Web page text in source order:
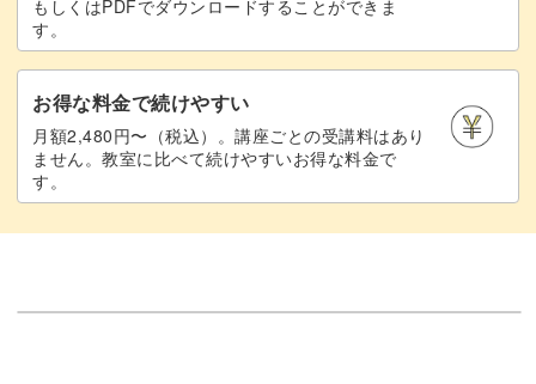
もしくはPDFでダウンロードすることができま
す。
お得な料金で続けやすい
月額2,480円〜（税込）。講座ごとの受講料はあり
ません。教室に比べて続けやすいお得な料金で
す。